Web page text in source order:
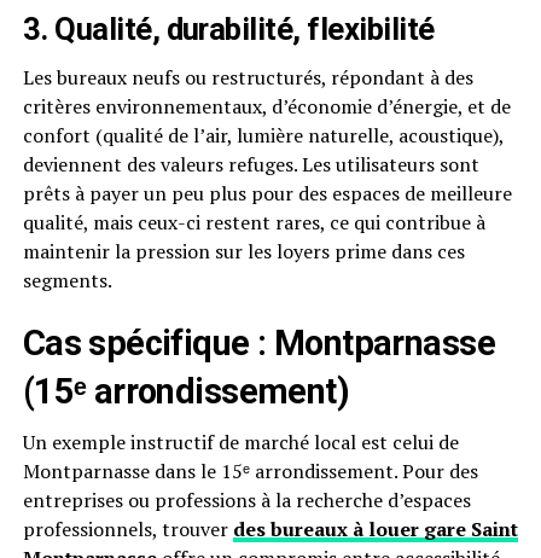
3. Qualité, durabilité, flexibilité
Les bureaux neufs ou restructurés, répondant à des
critères environnementaux, d’économie d’énergie, et de
confort (qualité de l’air, lumière naturelle, acoustique),
deviennent des valeurs refuges. Les utilisateurs sont
prêts à payer un peu plus pour des espaces de meilleure
qualité, mais ceux-ci restent rares, ce qui contribue à
maintenir la pression sur les loyers prime dans ces
segments.
Cas spécifique : Montparnasse
(15ᵉ arrondissement)
Un exemple instructif de marché local est celui de
Montparnasse dans le 15ᵉ arrondissement. Pour des
entreprises ou professions à la recherche d’espaces
professionnels, trouver des bureaux à louer gare Saint